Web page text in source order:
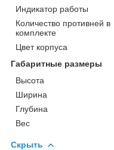
Индикатор работы
Количество противней в
комплекте
Цвет корпуса
Габаритные размеры
Высота
Ширина
Глубина
Вес
Скрыть